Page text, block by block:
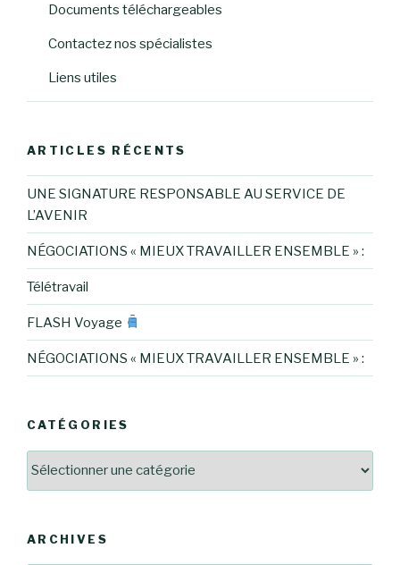
Documents téléchargeables
Contactez nos spécialistes
Liens utiles
ARTICLES RÉCENTS
UNE SIGNATURE RESPONSABLE AU SERVICE DE
L’AVENIR
NÉGOCIATIONS « MIEUX TRAVAILLER ENSEMBLE » :
Télétravail
FLASH Voyage
NÉGOCIATIONS « MIEUX TRAVAILLER ENSEMBLE » :
CATÉGORIES
ARCHIVES